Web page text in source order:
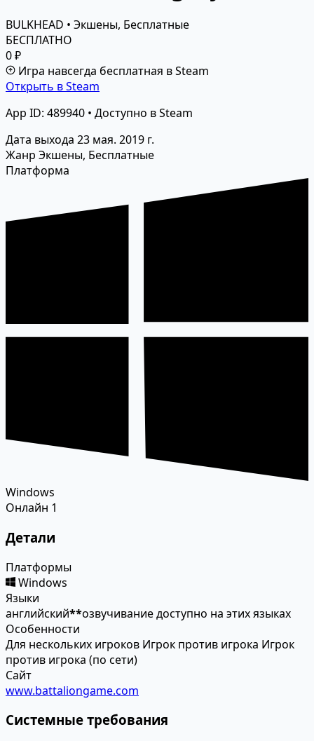
BULKHEAD • Экшены, Бесплатные
БЕСПЛАТНО
0 ₽
Игра навсегда бесплатная в Steam
Открыть в Steam
App ID: 489940 • Доступно в Steam
Дата выхода 23 мая. 2019 г.
Жанр Экшены, Бесплатные
Платформа
Windows
Онлайн 1
Детали
Платформы
Windows
Языки
английский**озвучивание доступно на этих языках
Особенности
Для нескольких игроков Игрок против игрока Игрок
против игрока (по сети)
Сайт
www.battaliongame.com
Системные требования